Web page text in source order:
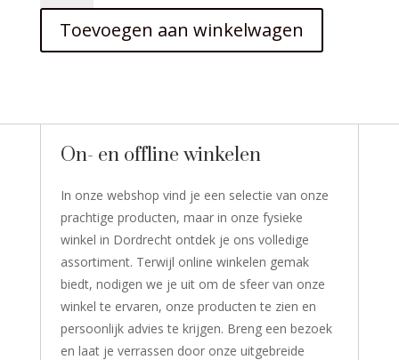
handgemaakt
aantal
Toevoegen aan winkelwagen
On- en offline winkelen
In onze webshop vind je een selectie van onze
prachtige producten, maar in onze fysieke
winkel in Dordrecht ontdek je ons volledige
assortiment. Terwijl online winkelen gemak
biedt, nodigen we je uit om de sfeer van onze
winkel te ervaren, onze producten te zien en
persoonlijk advies te krijgen. Breng een bezoek
en laat je verrassen door onze uitgebreide